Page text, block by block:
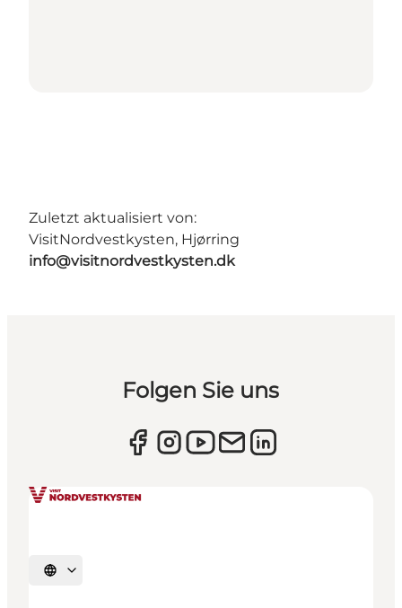
Zuletzt aktualisiert von:
VisitNordvestkysten, Hjørring
info@visitnordvestkysten.dk
Folgen Sie uns
Sprache auswählen